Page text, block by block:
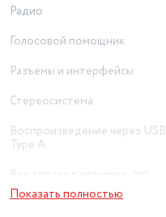
Радио
Голосовой помощник
Разъемы и интерфейсы
Стереосистема
Воспроизведение через USB
Type A
Показать полностью